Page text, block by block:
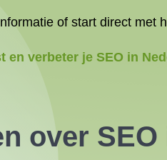
of start direct met
en verbeter je SEO in
over